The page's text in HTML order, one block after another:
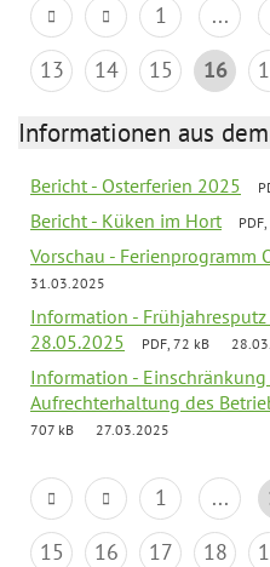
1 ...
13
14 15 16
Informationen aus
Bericht - Osterferien 2025
Bericht - Küken im Hort
Vorschau - Ferienprogramm
31.03.2025
Information -
28.05.2025
PDF, 72 kB
Information -
Aufrechterhaltung des
707 kB
27.03.2025
1 ...
15
16 17 18